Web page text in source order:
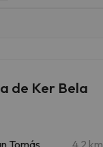
de Ker Bela
Tomás 4.2 km